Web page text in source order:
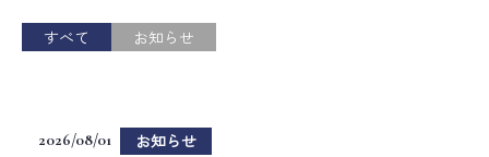
採用情報
すべて お知らせ
2026/08/01 お知らせ